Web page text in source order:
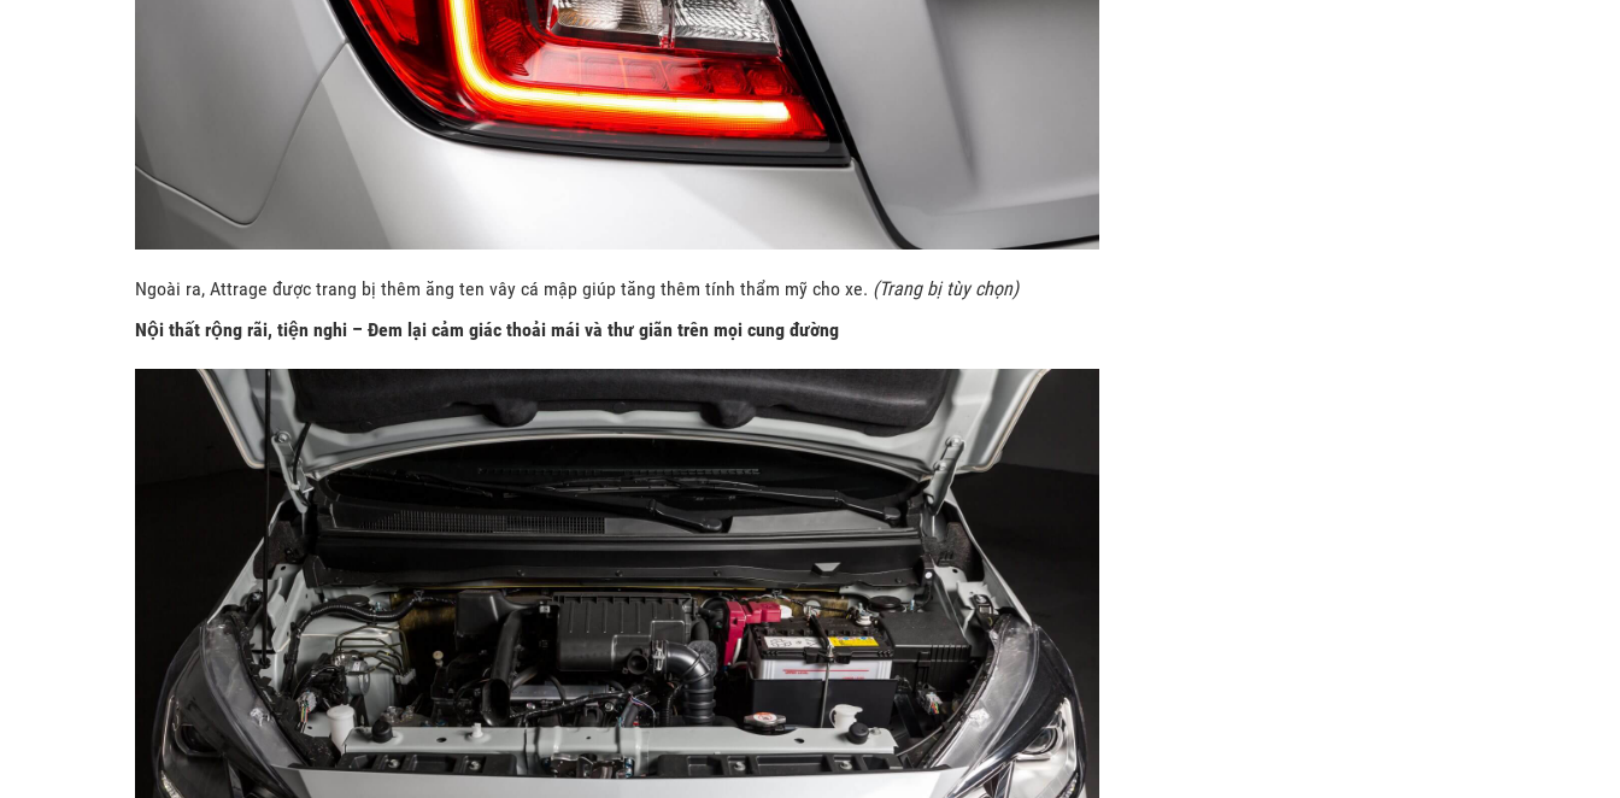
Ngoài ra, Attrage được trang bị thêm ăng ten vây cá mập giúp tăng thêm tính thẩm mỹ cho xe. (Trang bị tùy chọn)
Nội thất rộng rãi, tiện nghi – Đem lại cảm giác thoải mái và thư giãn trên mọi cung đường